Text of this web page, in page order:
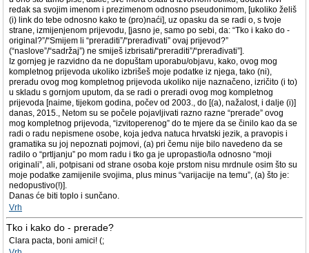
redak sa svojim imenom i prezimenom odnosno pseudonimom, [ukoliko želiš
(i) link do tebe odnosno kako te (pro)naći], uz opasku da se radi o, s tvoje
strane, izmijenjenom prijevodu, [jasno je, samo po sebi, da: “Tko i kako do -
original?”/“Smijem li “preraditi”/“prerađivati” ovaj prijevod?”
(“naslove”/“sadržaj”) ne smiješ izbrisati/“preraditi”/“prerađivati”].
Iz gornjeg je razvidno da ne dopuštam uporabu/objavu, kako, ovog mog
kompletnog prijevoda ukoliko izbrišeš moje podatke iz njega, tako (ni),
preradu ovog mog kompletnog prijevoda ukoliko nije naznačeno, izričito (i to)
u skladu s gornjom uputom, da se radi o preradi ovog mog kompletnog
prijevoda [naime, tijekom godina, počev od 2003., do [(a), nažalost, i dalje (i)]
danas, 2015., Netom su se počele pojavljivati razno razne “prerade” ovog
mog kompletnog prijevoda, “izvitoperenog” do te mjere da se činilo kao da se
radi o radu nepismene osobe, koja jedva natuca hrvatski jezik, a pravopis i
gramatika su joj nepoznati pojmovi, (a) pri čemu nije bilo navedeno da se
radilo o “prtljanju” po mom radu i tko ga je upropastio/la odnosno “moji
originali”, ali, potpisani od strane osoba koje prstom nisu mrdnule osim što su
moje podatke zamijenile svojima, plus minus “varijacije na temu”, (a) što je:
nedopustivo(!)].
Danas će biti toplo i sunčano.
Vrh
Tko i kako do - prerade?
Clara pacta, boni amici! (;